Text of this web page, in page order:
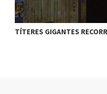
TÍTERES GIGANTES